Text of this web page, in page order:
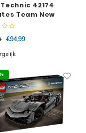
Technic 42174
Team New
AC75 jacht
€94,99